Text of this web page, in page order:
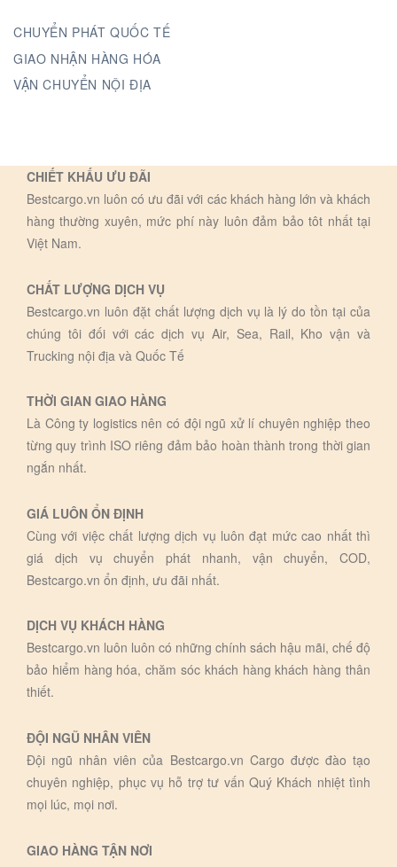
CHUYỂN PHÁT QUỐC TẾ
GIAO NHẬN HÀNG HÓA
VẬN CHUYỂN NỘI ĐỊA
CHIẾT KHẤU ƯU ĐÃI
Bestcargo.vn luôn có ưu đãi với các khách hàng lớn và khách
hàng thường xuyên, mức phí này luôn đảm bảo tôt nhất tại
Việt Nam.
CHẤT LƯỢNG DỊCH VỤ
Bestcargo.vn luôn đặt chất lượng dịch vụ là lý do tồn tại của
chúng tôi đối với các dịch vụ Air, Sea, Rail, Kho vận và
Trucking nội địa và Quốc Tế
THỜI GIAN GIAO HÀNG
Là Công ty logistics nên có đội ngũ xử lí chuyên nghiệp theo
từng quy trình ISO riêng đảm bảo hoàn thành trong thời gian
ngắn nhất.
GIÁ LUÔN ỔN ĐỊNH
Cùng với việc chất lượng dịch vụ luôn đạt mức cao nhất thì
giá dịch vụ chuyển phát nhanh, vận chuyển, COD,
Bestcargo.vn ổn định, ưu đãi nhất.
DỊCH VỤ KHÁCH HÀNG
Bestcargo.vn luôn luôn có những chính sách hậu mãi, chế độ
bảo hiểm hàng hóa, chăm sóc khách hàng khách hàng thân
thiết.
ĐỘI NGŨ NHÂN VIÊN
Đội ngũ nhân viên của Bestcargo.vn Cargo được đào tạo
chuyên nghiệp, phục vụ hỗ trợ tư vấn Quý Khách nhiệt tình
mọi lúc, mọi nơi.
GIAO HÀNG TẬN NƠI